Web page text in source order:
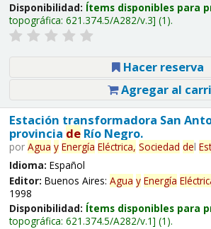
Disponibilidad: Ítems disponibles para
topográfica: 621.374.5/A282/v.3 (1).
Hacer reserva
Agregar al
Estación transformadora San
provincia deRío Negro.
por Agua y Energía Eléctrica, Sociedad del
Idioma: Español
Editor: Buenos Aires: Agua y Energía
1998
Disponibilidad: Ítems disponibles para
topográfica: 621.374.5/A282/v.1 (1).